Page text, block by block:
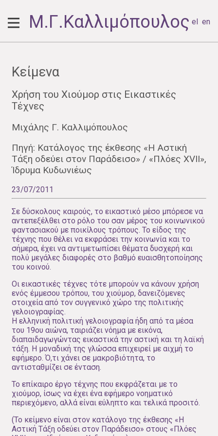
Μ.Γ.Καλλιμόπουλος el en
Κείμενα
Χρήση του Χιούμορ στις Εικαστικές
Τέχνες
Μιχάλης Γ. Καλλιμόπουλος
Πηγή: Κατάλογος της έκθεσης «Η Αστική
Τάξη οδεύει στον Παράδεισο» / «Πλόες XVII»,
Ίδρυμα Κυδωνιέως
23/07/2011
Σε δύσκολους καιρούς, το εικαστικό µέσο µπόρεσε να
αντεπεξέλθει στο ρόλο του σαν µέρος του κοινωνικού
φαντασιακού µε ποικίλους τρόπους. Το είδος της
τέχνης που θέλει να εκφράσει την κοινωνία και το
σήµερα, έχει να αντιµετωπίσει θέµατα δυσχερή και
πολύ µεγάλες διαφορές στο βαθµό ευαισθητοποίησης
του κοινού.
Οι εικαστικές τέχνες τότε µπορούν να κάνουν χρήση
ενός έµµεσου τρόπου, του χιούµορ, δανειζόµενες
στοιχεία από τον συγγενικό χώρο της πολιτικής
γελοιογραφίας.
Η ελληνική πολιτική γελοιογραφία ήδη από τα µέσα
του 19ου αιώνα, ταιριάζει νόηµα µε εικόνα,
διαπαιδαγωγώντας εικαστικά την αστική και τη λαϊκή
τάξη. Η µοναδική της γλώσσα επιχειρεί µε αιχµή το
εφήµερο. Ό,τι χάνει σε µακροβιότητα, το
αντισταθµίζει σε ένταση.
Το επίκαιρο έργο τέχνης που εκφράζεται µε το
χιούµορ, ίσως να έχει ένα εφήµερο νοηµατικό
περιεχόµενο, αλλά είναι εύληπτο και τελικά προσιτό.
(Το κείμενο είναι στον κατάλογο της έκθεσης «Η
Αστική Τάξη οδεύει στον Παράδεισο» στoυς «Πλόες